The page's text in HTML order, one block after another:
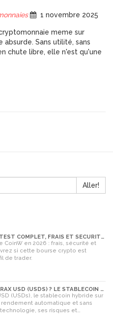
1 novembre 2025
meme sur
absurde. Sans utilité, sans
chute libre, elle n'est qu'une
Aller!
COMPLET, FRAIS ET SÉCURITÉ
CoinW en 2026 : frais, sécurité et
si cette bourse crypto est
de trader.
USD (USDS) ? LE STABLECOIN À
(USDs), le stablecoin hybride sur
automatique et sans
ses risques et